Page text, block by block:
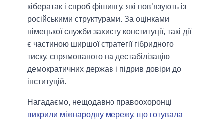
кібератак і спроб фішингу, які пов’язують із
російськими структурами. За оцінками
німецької служби захисту конституції, такі дії
є частиною ширшої стратегії гібридного
тиску, спрямованого на дестабілізацію
демократичних держав і підрив довіри до
інституцій.
Нагадаємо, нещодавно правоохоронці
викрили міжнародну мережу, що готувала